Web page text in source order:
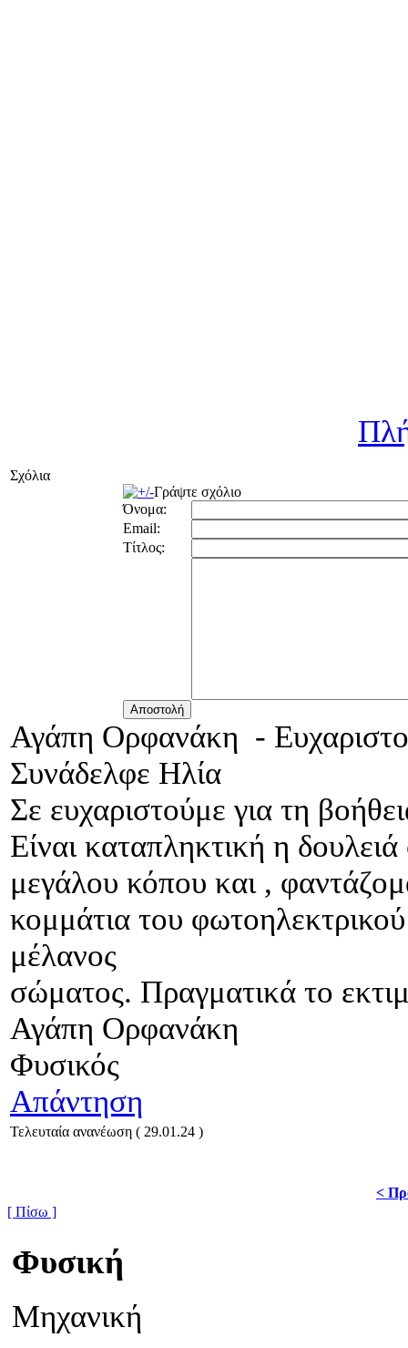
Σχόλια
Γράψτε σχόλιο
Όνομα:
Email:
Τίτλος:
Αγάπη Ορφανάκη -
Συνάδελφε Ηλία
Σε ευχαριστούμε για τη
Είναι καταπληκτική η
μεγάλου κόπου και ,
κομμάτια του
μέλανος
σώματος. Πραγματικά το
Αγάπη Ορφανάκη
Φυσικός
Απάντηση
Τελευταία ανανέωση ( 29.01.24 )
<
[ Πίσω ]
Φυσική
Μηχανική